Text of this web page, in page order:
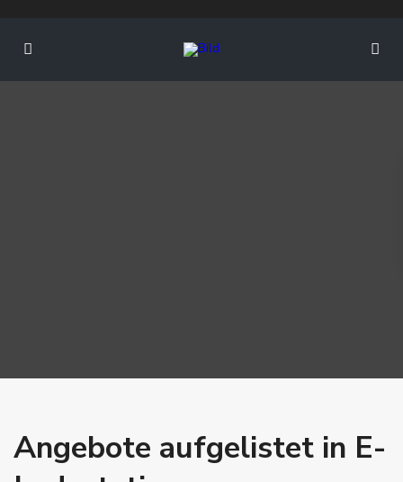
Angebote aufgelistet in E-